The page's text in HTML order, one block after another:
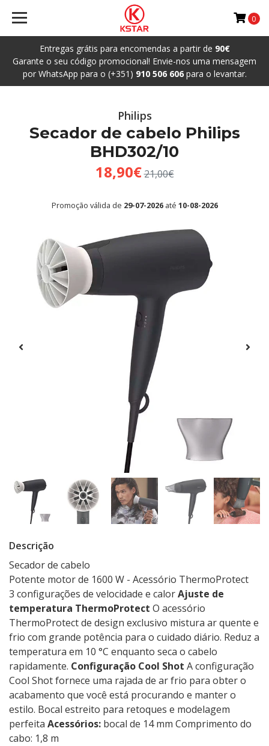
Entregas grátis para encomendas a partir de 90€
Garante o seu código promocional! Envie-nos uma mensagem
por WhatsApp para o (+351) 910 506 606para o levantar.
0
Philips
Secador de cabelo Philips
BHD302/10
18,90€21,00€
Promoção válida de 29-07-2026até 10-08-2026
Descrição
Secador de cabelo
Potente motor de 1600 W - Acessório ThermoProtect
3 configurações de velocidade e calorAjuste de
temperatura ThermoProtect O acessório
ThermoProtect de design exclusivo mistura ar quente e
frio com grande potência para o cuidado diário. Reduz a
temperatura em 10 °C enquanto seca o cabelo
rapidamente. Configuração Cool Shot A configuração
Cool Shot fornece uma rajada de ar frio para obter o
acabamento que você está procurando e manter o
estilo. Bocal estreito para retoques e modelagem
perfeita Acessórios: bocal de 14 mm Comprimento do
cabo: 1,8 m